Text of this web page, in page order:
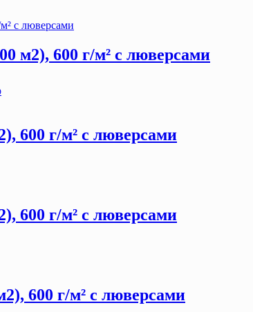
м2), 600 г/м² с люверсами
600 г/м² с люверсами
600 г/м² с люверсами
600 г/м² с люверсами